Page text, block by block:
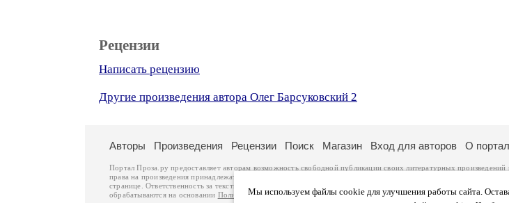
Рецензии
Написать рецензию
Другие произведения автора Олег Барсуковский 2
Мы используем файлы cookie для улучшения работы сайта.
Авторы Произведения Рецензии Поиск Магазин Вход для авторов О
Портал Проза.ру предоставляет авторам возможность свободной публикации своих литературных
права на произведения принадлежат авторам и охраняются
. Перепечатка произведений возможна
странице. Ответственность за тексты произведений авторы несут самостоятельно на основании
обрабатываются на основании Политики обработки персональных данных. Вы также можете посмотреть более